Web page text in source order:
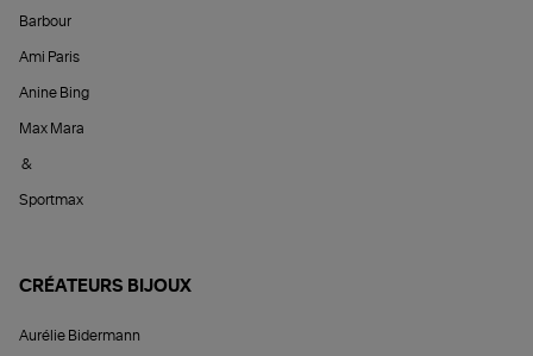
Barbour
Ami Paris
Anine Bing
Max Mara
&
Sportmax
CRÉATEURS BIJOUX
Aurélie Bidermann